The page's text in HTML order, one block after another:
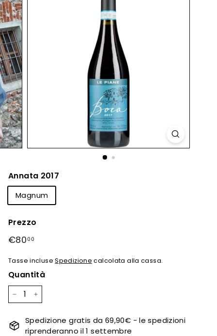
Annata 2017
Magnum
Prezzo
Prezzo
€80 00
Tasse incluseSpedizione calcolata alla cassa.
Quantità
−
+
Spedizione gratis da 69,90€ - le spedizioni
riprenderanno il 1 settembre